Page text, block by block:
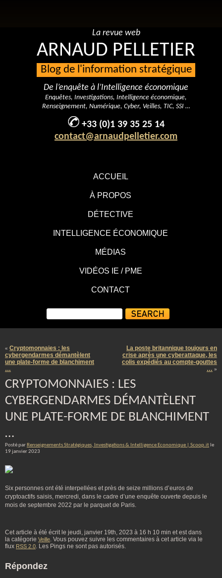
ACCUEIL
À PROPOS
DÉTECTIVE
INTELLIGENCE ÉCONOMIQUE
MÉDIAS
VIDÉOS IE / PME
CONTACT
La revue web
ARNAUD PELLETIER
Blog de l'information stratégique
De l’enquête à l’Intelligence économique
Enquêtes, Investigations, Intelligence économique,
Renseignement, Numérique, Cyber, Veilles, TIC, SSI …
+33 (0)1 39 35 25 14
contact@arnaudpelletier.com
« Cryptomonnaies : les
cybergendarmes démantèlent
une plate-forme de blanchiment
…
La poste britannique toujours en
crise après une cyberattaque, les
colis expédiés au compte-gouttes
… »
CRYPTOMONNAIES : LES
CYBERGENDARMES DÉMANTÈLENT
UNE PLATE-FORME DE BLANCHIMENT
…
Posté par Renseignements Stratégiques, Investigations & Intelligence Economique | Scoop.it le
19 janvier 2023
Six personnes ont été interpellées et près de seize millions d’euros de
cryptoactifs saisis, mercredi, dans le cadre d’une enquête ouverte depuis le
mois de septembre 2022 par le parquet de Paris.
Cet article à été écrit le jeudi, janvier 19th, 2023 à 16 h 10 min et est dans
la catégorie Veille. Vous pouvez suivre les commentaires à cet article via le
flux RSS 2.0. Les Pings ne sont pas autorisés.
Répondez